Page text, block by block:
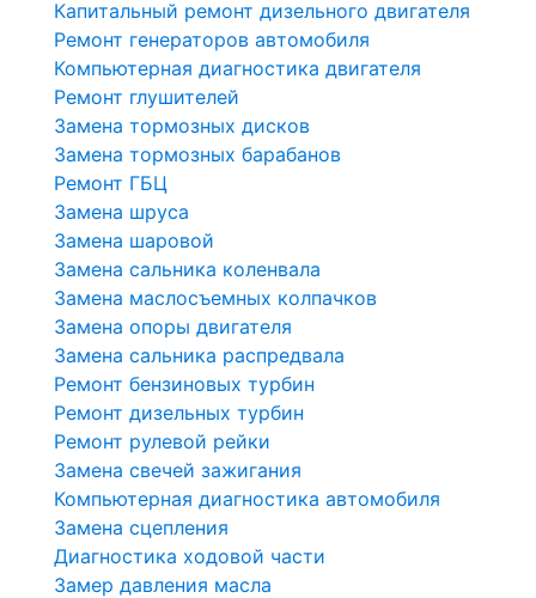
Капитальный ремонт дизельного двигателя
Ремонт генераторов автомобиля
Компьютерная диагностика двигателя
Ремонт глушителей
Замена тормозных дисков
Замена тормозных барабанов
Ремонт ГБЦ
Замена шруса
Замена шаровой
Замена сальника коленвала
Замена маслосъемных колпачков
Замена опоры двигателя
Замена сальника распредвала
Ремонт бензиновых турбин
Ремонт дизельных турбин
Ремонт рулевой рейки
Замена свечей зажигания
Компьютерная диагностика автомобиля
Замена сцепления
Диагностика ходовой части
Замер давления масла